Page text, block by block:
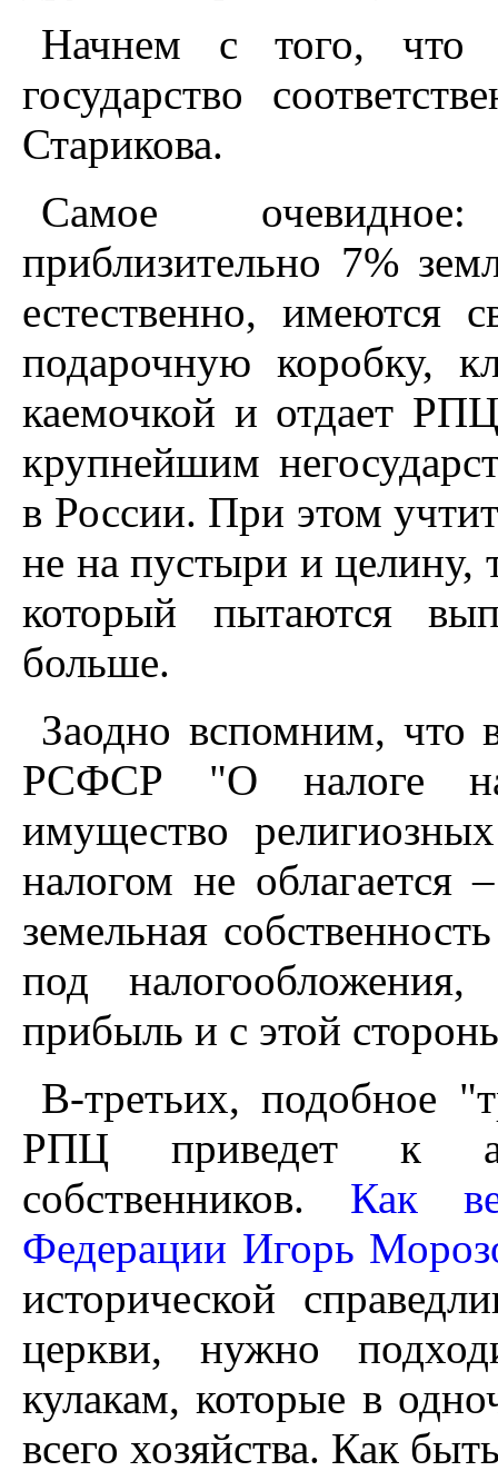
Начнем с того, что
государство
Старикова.
Самое
приблизительно 7%
естественно, имеются
подарочную коробку,
каемочкой и отдает
крупнейшим
в России. При этом
не на пустыри и целину,
который пытаются
больше.
Заодно вспомним, что
РСФСР "О налоге на
имущество
налогом не облагается
земельная
под
прибыль и с этой
В-третьих, подобное
РПЦ приведет к
собственников. Как
Федерации Игорь
исторической
церкви, нужно
кулакам, которые в
всего хозяйства. Как